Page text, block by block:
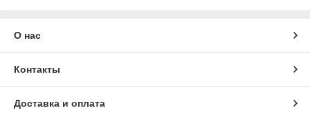
О нас
Контакты
Доставка и оплата